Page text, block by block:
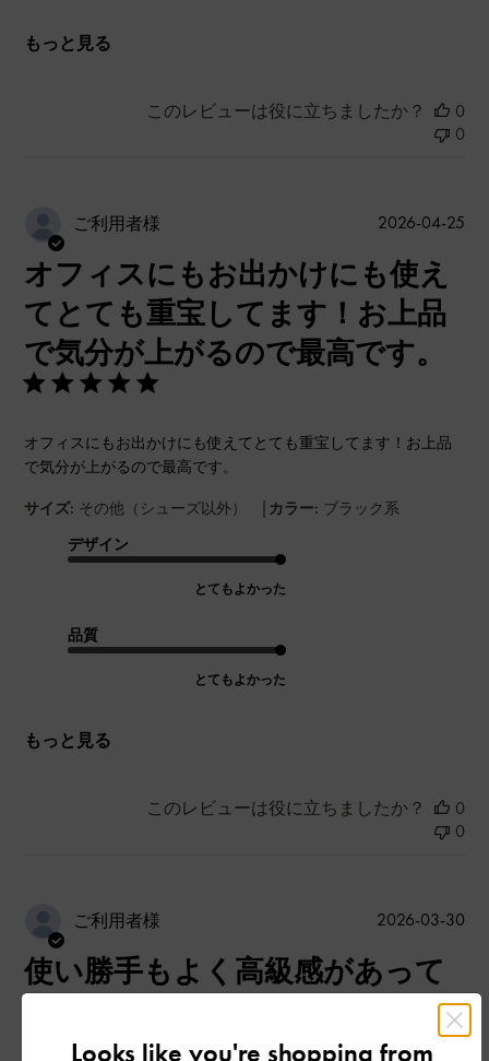
もっと見る
このレビューは役に立ちましたか？
0
0
ご利用者様
オフィスにもお出かけにも使え
てとても重宝してます！お上品
で気分が上がるので最高です。
オフィスにもお出かけにも使えてとても重宝してます！お上品
で気分が上がるので最高です。
サイズ: その他（シューズ以外） | カラー: ブラック系
デザイン
とてもよかった
品質
とてもよかった
もっと見る
公
2026-04-25
このレビューは役に立ちましたか？
0
0
ご利用者様
使い勝手もよく高級感があって
公
2026-03-30
Looks like you're shopping from